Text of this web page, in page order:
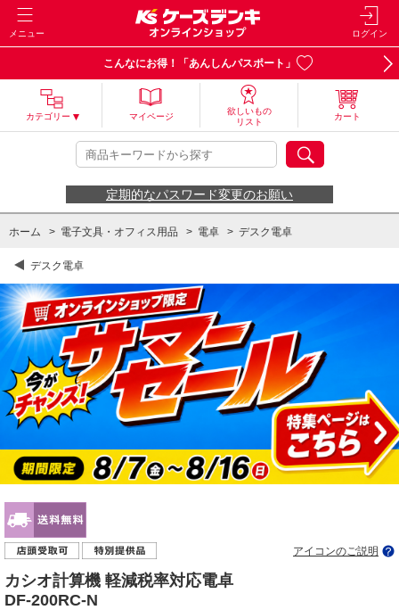
メニュー ログイン
こんなにお得！「あんしんパスポート」
カテゴリー マイページ
欲しいもの
リスト
カート
定期的なパスワード変更のお願い
ホーム > 電子文具・オフィス用品 > 電卓 > デスク電卓
デスク電卓
アイコンのご説明
カシオ計算機 軽減税率対応電卓
DF-200RC-N